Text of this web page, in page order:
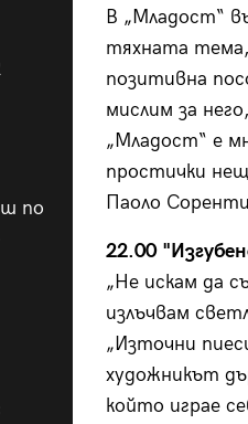
по
В „Младост“
тяхната
позитивна
мислим за
„Младост“ е
простички
Паоло
22.00
„Не искам да
излъчвам
„Източни
художникът
който играе